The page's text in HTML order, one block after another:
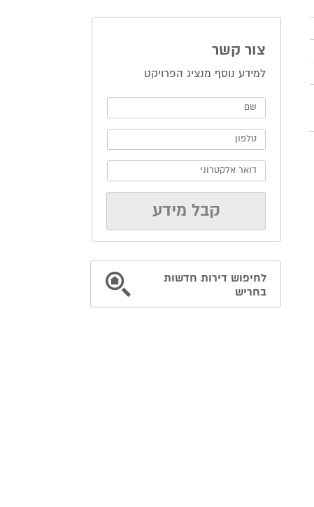
צור קשר
למידע נוסף מנציג הפרויקט
לחיפוש דירות חדשות
בחריש